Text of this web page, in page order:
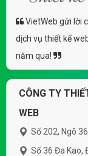
VietWeb gửi lời
dịch vụ thiết kế
năm qua!
CÔNG TY
WEB
Số 202, Ngõ
Số 36 Đa Kao,